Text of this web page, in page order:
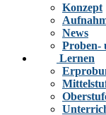
Konzept
News
Proben-
Lernen